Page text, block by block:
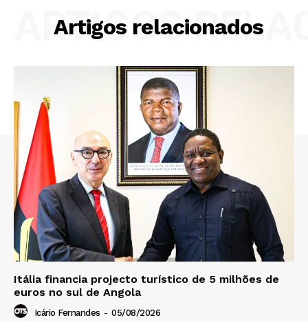
Artigos relacionados
ARTIGOS
Itália financia projecto turístico de 5 milhões de
euros no sul de Angola
Icário Fernandes - 05/08/2026